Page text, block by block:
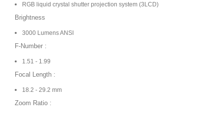
RGB liquid crystal shutter projection system (3LCD)
Brightness
3000 Lumens ANSI
F-Number :
1.51 - 1.99
Focal Length :
18.2 - 29.2 mm
Zoom Ratio :